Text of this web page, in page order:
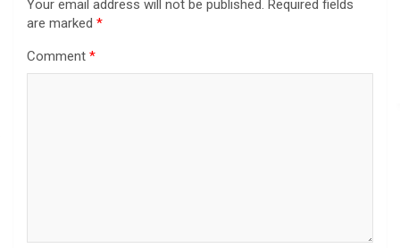
Your email address will not be published. Required fields
are marked *
Comment *